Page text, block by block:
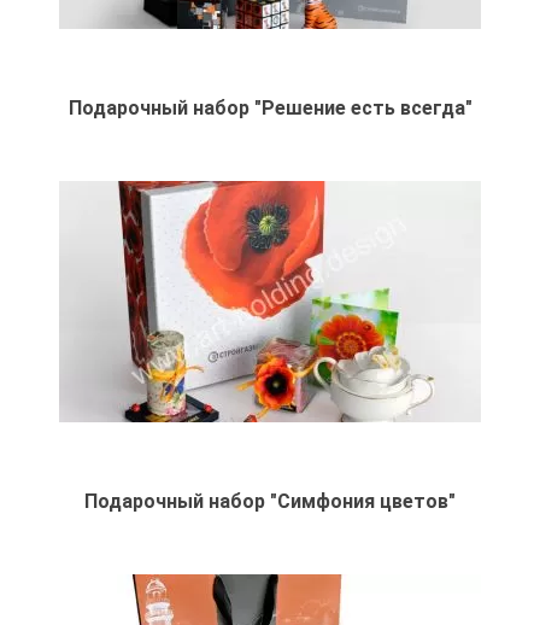
Подарочный набор "Решение есть всегда"
Подарочный набор "Симфония цветов"